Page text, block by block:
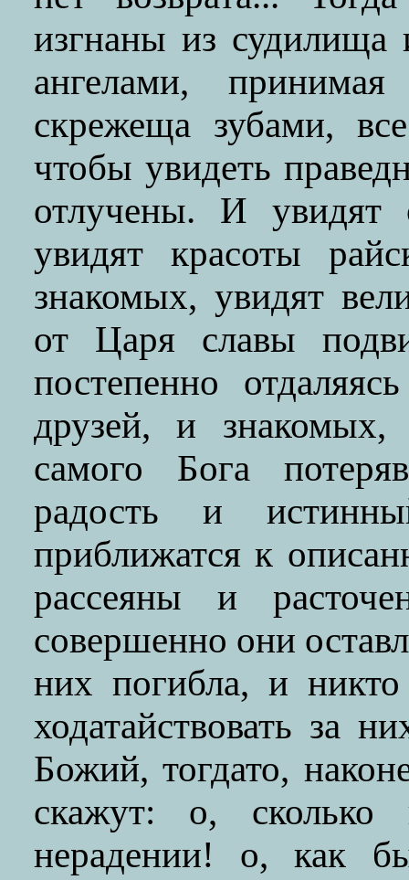
изгнаны из судилища
ангелами,
скрежеща зубами,
чтобы увидеть
отлучены. И увидят
увидят красоты
знакомых, увидят
от Царя славы
постепенно
друзей, и
самого Бога
радость и
приближатся к
рассеяны и
совершенно они
них погибла, и
ходатайствовать за
Божий, тогдато,
скажут: о,
нерадении! о, как